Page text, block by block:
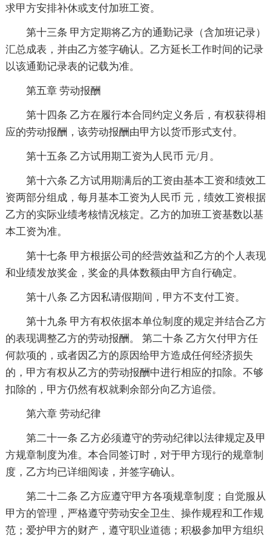
求甲方安排补休或支付加班工资。
第十三条 甲方定期将乙方的通勤记录（含加班记录）
汇总成表，并由乙方签字确认。乙方延长工作时间的记录
以该通勤记录表的记载为准。
第五章 劳动报酬
第十四条 乙方在履行本合同约定义务后，有权获得相
应的劳动报酬，该劳动报酬由甲方以货币形式支付。
第十五条 乙方试用期工资为人民币 元/月。
第十六条 乙方试用期满后的工资由基本工资和绩效工
资两部分组成，每月基本工资为人民币 元，绩效工资根据
乙方的实际业绩考核情况核定。乙方的加班工资基数以基
本工资为准。
第十七条 甲方根据公司的经营效益和乙方的个人表现
和业绩发放奖金，奖金的具体数额由甲方自行确定。
第十八条 乙方因私请假期间，甲方不支付工资。
第十九条 甲方有权依据本单位制度的规定并结合乙方
的表现调整乙方的劳动报酬。 第二十条 乙方欠付甲方任
何款项的，或者因乙方的原因给甲方造成任何经济损失
的，甲方有权从乙方的劳动报酬中进行相应的扣除。不够
扣除的，甲方仍然有权就剩余部分向乙方追偿。
第六章 劳动纪律
第二十一条 乙方必须遵守的劳动纪律以法律规定及甲
方规章制度为准。本合同签订时，对于甲方现行的规章制
度，乙方均已详细阅读，并签字确认。
第二十二条 乙方应遵守甲方各项规章制度；自觉服从
甲方的管理，严格遵守劳动安全卫生、操作规程和工作规
范；爱护甲方的财产，遵守职业道德；积极参加甲方组织